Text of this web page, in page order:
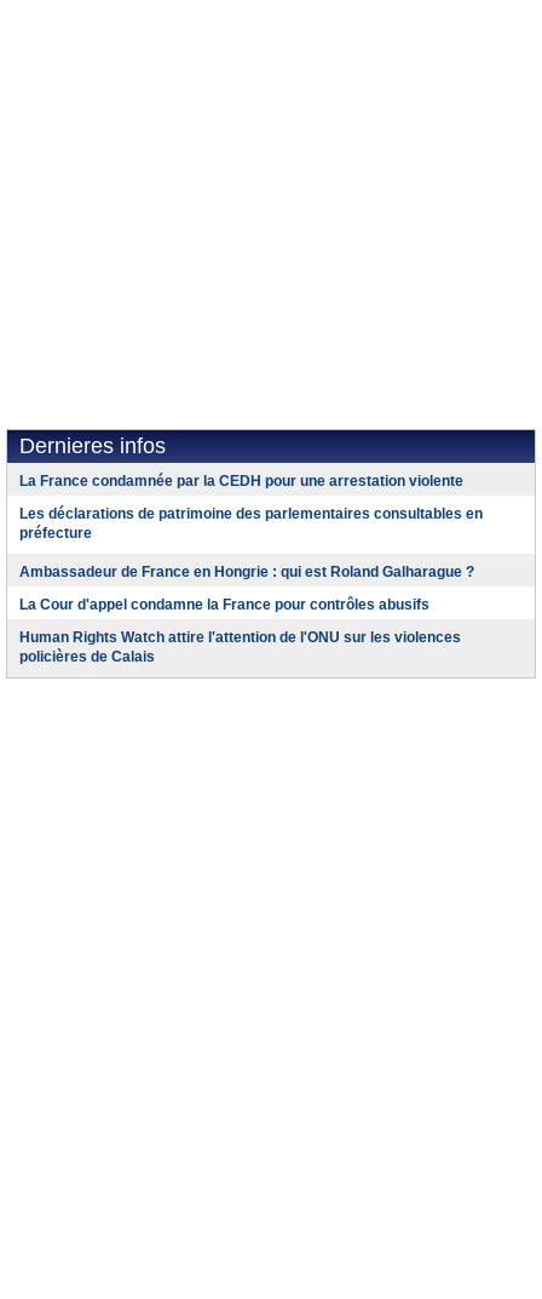
Dernieres infos
La France condamnée par la CEDH pour une arrestation violente
Les déclarations de patrimoine des parlementaires consultables en
préfecture
Ambassadeur de France en Hongrie : qui est Roland Galharague ?
La Cour d'appel condamne la France pour contrôles abusifs
Human Rights Watch attire l'attention de l'ONU sur les violences
policières de Calais